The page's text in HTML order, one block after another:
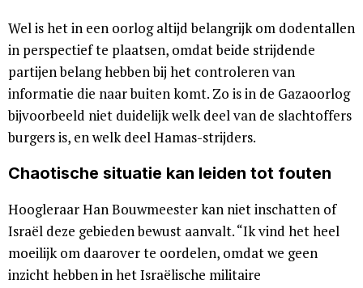
Wel is het in een oorlog altijd belangrijk om dodentallen
in perspectief te plaatsen, omdat beide strijdende
partijen belang hebben bij het controleren van
informatie die naar buiten komt. Zo is in de Gazaoorlog
bijvoorbeeld niet duidelijk welk deel van de slachtoffers
burgers is, en welk deel Hamas-strijders.
Chaotische situatie kan leiden tot fouten
Hoogleraar Han Bouwmeester kan niet inschatten of
Israël deze gebieden bewust aanvalt. “Ik vind het heel
moeilijk om daarover te oordelen, omdat we geen
inzicht hebben in het Israëlische militaire